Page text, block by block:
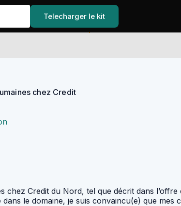
chez Credit
Credit du Nord, tel que décrit dans
le domaine, je suis convaincu(e) que
Telecharger le kit